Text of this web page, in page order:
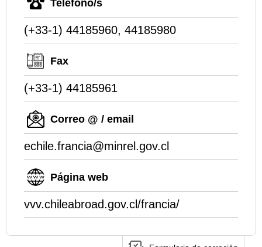
Teléfono/s
(+33-1) 44185960, 44185980
Fax
(+33-1) 44185961
Correo @ / email
echile.francia@minrel.gov.cl
Página web
vvv.chileabroad.gov.cl/francia/